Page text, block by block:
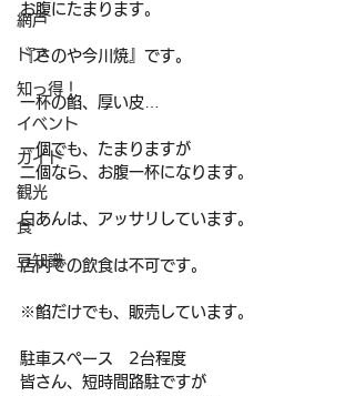
網戸
ドア
知っ得！
イベント
ガイド
観光
食
豆知識
お腹にたまります。
『さのや今川焼』です。
一杯の餡、厚い皮…
一個でも、たまりますが
二個なら、お腹一杯になります。
白あんは、アッサリしています。
店内での飲食は不可です。
※餡だけでも、販売しています。
駐車スペース　2台程度
皆さん、短時間路駐ですが